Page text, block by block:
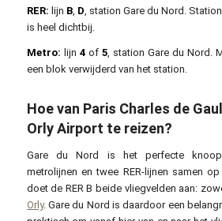
RER: lijn B, D, station Gare du Nord.
is heel dichtbij.
Metro: lijn 4of 5, station Gare du Nord.
een blok verwijderd van het station.
Hoe van Paris Charles de
Orly Airport te reizen?
Gare du Nord is het perfecte
metrolijnen en twee RER-lijnen samen
doet de RER B beide vliegvelden aan:
Orly. Gare du Nord is daardoor een